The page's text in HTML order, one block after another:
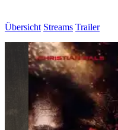
Übersicht Streams Trailer